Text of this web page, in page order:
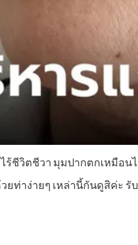
ร้ชีวิตชีวา มุมปากตกเหมือน
ยท่าง่ายๆ เหล่านี้กันดูสิค่ะ